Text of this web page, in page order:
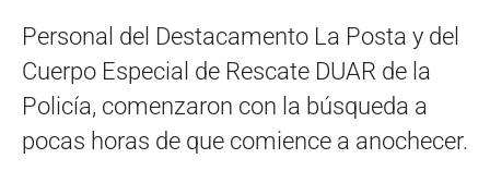
Personal del Destacamento La Posta y del
Cuerpo Especial de Rescate DUAR de la
Policía, comenzaron con la búsqueda a
pocas horas de que comience a anochecer.